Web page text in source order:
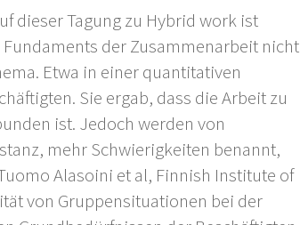
dieser Tagung zu Hybrid work ist
der Zusammenarbeit nicht
Etwa in einer quantitativen
Sie ergab, dass die Arbeit zu
ist. Jedoch werden von
mehr Schwierigkeiten benannt,
Alasoini et al, Finnish Institute of
von Gruppensituationen bei der